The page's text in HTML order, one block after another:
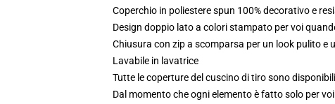
Coperchio in poliestere spun 100% decorativo e
Design doppio lato a colori stampato per voi
Chiusura con zip a scomparsa per un look pulito e
Lavabile in lavatrice
Tutte le coperture del cuscino di tiro sono
Dal momento che ogni elemento è fatto solo per